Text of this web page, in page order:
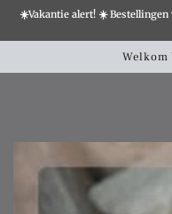
☀️Vakantie alert! ☀️ Bestellingen
MISSING:Welkom